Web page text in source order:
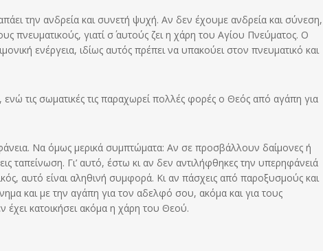
την ανδρεία και συνετή ψυχή. Αν δεν έχουμε ανδρεία και σύνεση,
πνευματικούς, γιατί σ΄ αυτούς ζει η χάρη του Αγίου Πνεύματος. Ο
ενέργεια, ιδίως αυτός πρέπει να υπακούει στον πνευματικό και
τις σωματικές τις παραχωρεί πολλές φορές ο Θεός από αγάπη για
Να όμως μερικά συμπτώματα: Αν σε προσβάλλουν δαίμονες ή
ταπείνωση. Γι’ αυτό, έστω κι αν δεν αντιλήφθηκες την υπερηφάνειά
αυτό είναι αληθινή συμφορά. Κι αν πάσχεις από παροξυσμούς και
και με την αγάπη για τον αδελφό σου, ακόμα και για τους
κατοικήσει ακόμα η χάρη του Θεού.